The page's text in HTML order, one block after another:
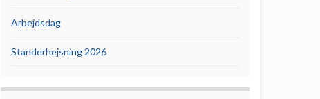
Arbejdsdag
Standerhejsning 2026